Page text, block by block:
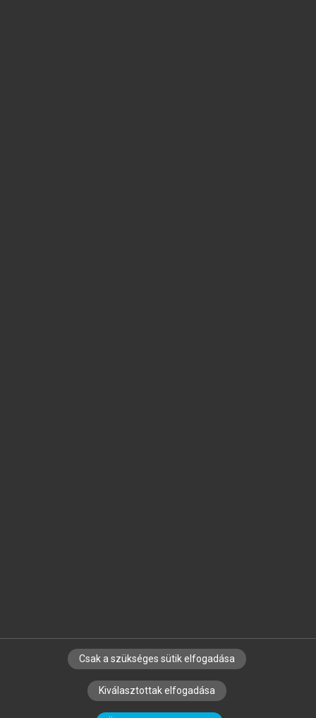
SZERZŐKNEK CÉGEKNEK KÖNYVTÁROSOKNAK
SZERKESZTÉSI ÉS LEKTORÁLÁSI ALAPELVEK
Csak a szükséges sütik elfogadása
Kiválasztottak elfogadása